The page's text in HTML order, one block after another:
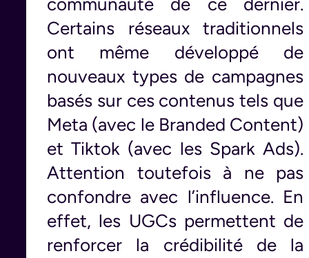
Certains réseaux traditionnels
ont même développé de
nouveaux types de campagnes
basés sur ces contenus tels que
Meta (avec le Branded Content)
et Tiktok (avec les Spark Ads).
Attention toutefois à ne pas
confondre avec l’influence. En
effet, les UGCs permettent de
renforcer la crédibilité de la